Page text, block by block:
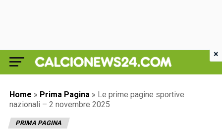
Home » Prima Pagina » Le prime pagine sportive
nazionali – 2 novembre 2025
PRIMA PAGINA
×